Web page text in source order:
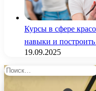
Курсы в сфере
навыки и
19.09.2025
Найти: